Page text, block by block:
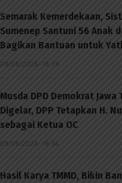
Semarak Kemerdekaan,
Sumenep Santuni 56 Anak
Bagikan Bantuan untuk
09/08/2026 - 19:39
Musda DPD Demokrat Jawa
Digelar, DPP Tetapkan H.
sebagai Ketua OC
09/08/2026 - 18:54
Hasil Karya TMMD, Bikin